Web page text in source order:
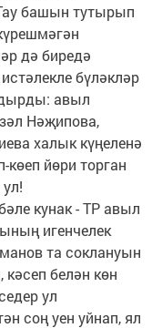
башын тутырып
дә биредә
бүләкләр
авыл
Нәҗипова,
халык күңеленә
йөри торган
кунак - ТР авыл
игенчелек
та соклануын
белән көн
ул
соң уен уйнап, ял